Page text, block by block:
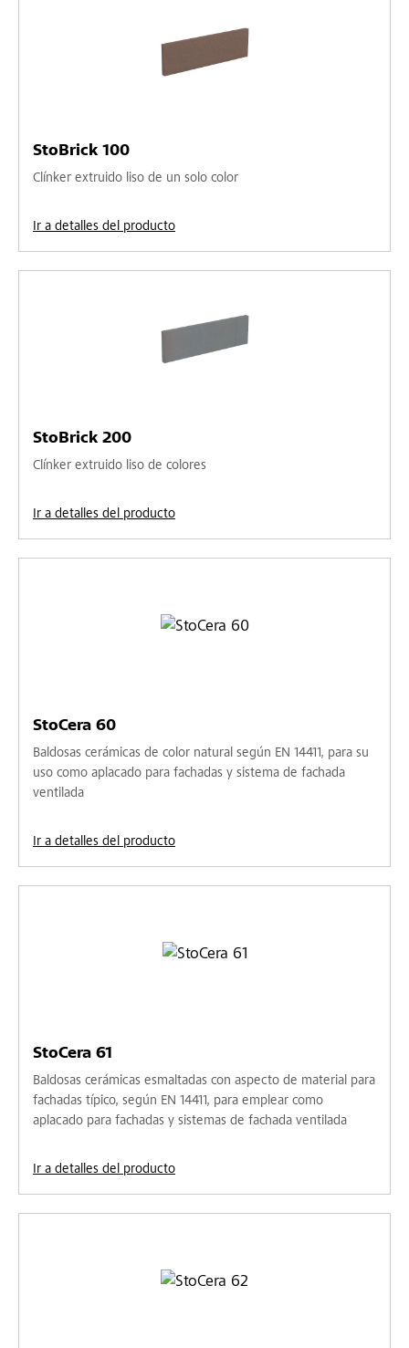
StoBrick 100
Clínker extruido liso de un solo color
Ir a detalles del producto
StoBrick 200
Clínker extruido liso de colores
Ir a detalles del producto
StoCera 60
Baldosas cerámicas de color natural según EN 14411, para su
uso como aplacado para fachadas y sistema de fachada
ventilada
Ir a detalles del producto
StoCera 61
Baldosas cerámicas esmaltadas con aspecto de material para
fachadas típico, según EN 14411, para emplear como
aplacado para fachadas y sistemas de fachada ventilada
Ir a detalles del producto